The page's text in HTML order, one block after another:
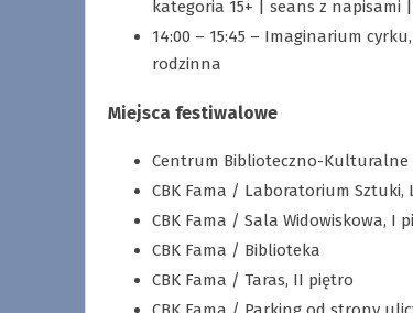
kategoria 15+ | seans z napisami
14:00 – 15:45 – Imaginarium
rodzinna
Miejsca festiwalowe
Centrum Biblioteczno-Kulturalne
CBK Fama / Laboratorium
CBK Fama / Sala Widowiskowa, I
CBK Fama / Biblioteka
CBK Fama / Taras, II piętro